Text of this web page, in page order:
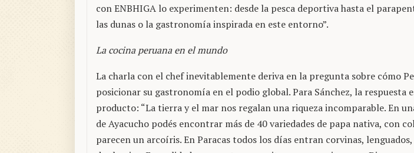
con ENBHIGA lo experimenten: desde la pesca deportiva hasta el
las dunas o la gastronomía inspirada en este entorno”.
La cocina peruana en el mundo
La charla con el chef inevitablemente deriva en la pregunta sobre cómo
posicionar su gastronomía en el podio global. Para Sánchez, la respuesta
producto: “La tierra y el mar nos regalan una riqueza incomparable. En
de Ayacucho podés encontrar más de 40 variedades de papa nativa, con
parecen un arcoíris. En Paracas todos los días entran corvinas,